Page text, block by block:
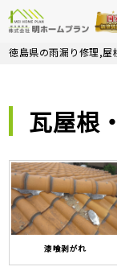
Skip
徳島県の雨漏り修理,屋
瓦屋根
漆喰剥がれ